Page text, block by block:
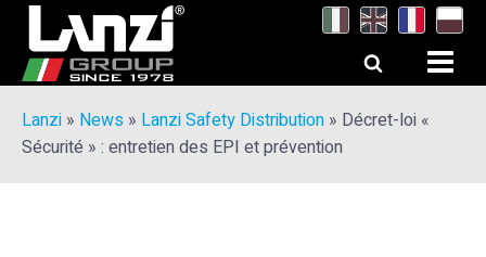
Lanzi » News » Lanzi Safety Distribution » Décret-loi «
Sécurité » : entretien des EPI et prévention